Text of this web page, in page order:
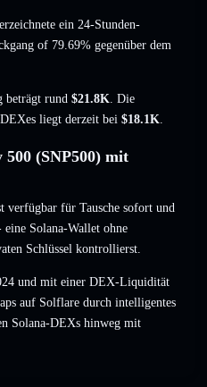
ein 24-Stunden-
of 79.69% gegenüber dem
beträgt rund $21.8K. Die
liegt derzeit bei $18.1K.
500 (SNP500) mit
verfügbar für Tausche sofort und
eine Solana-Wallet ohne
Schlüssel kontrollierst.
und mit einer DEX-Liquidität
auf Solflare durch intelligentes
Solana-DEXs hinweg mit